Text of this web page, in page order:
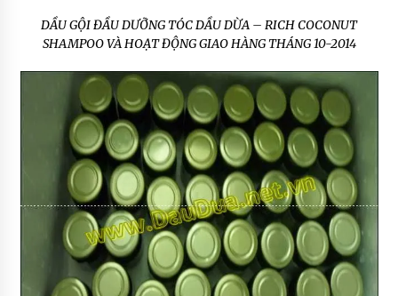
DẦU GỘI ĐẦU DƯỠNG TÓC DẦU DỪA – RICH COCONUT
SHAMPOO VÀ HOẠT ĐỘNG GIAO HÀNG THÁNG 10-2014